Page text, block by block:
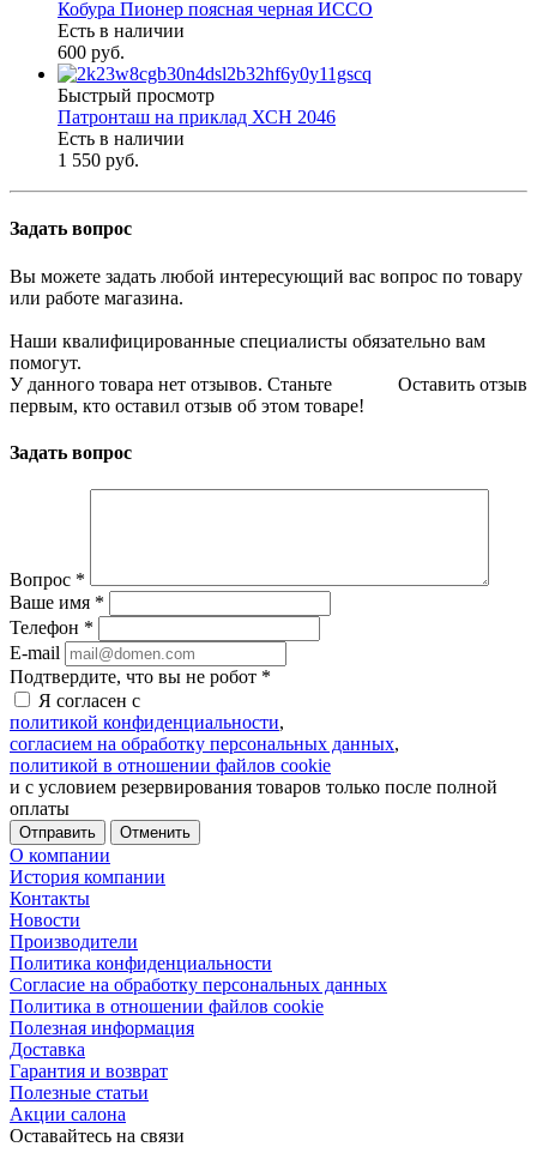
Кобура Пионер поясная черная ИССО
Есть в наличии
600 руб.
Быстрый просмотр
Патронташ на приклад ХСН 2046
Есть в наличии
1 550 руб.
Задать вопрос
Вы можете задать любой интересующий вас вопрос по товару
или работе магазина.
Наши квалифицированные специалисты обязательно вам
помогут.
Оставить отзыв
У данного товара нет отзывов. Станьте
первым, кто оставил отзыв об этом товаре!
Задать вопрос
Вопрос *
Ваше имя *
Телефон *
E-mail
Подтвердите, что вы не робот *
Я согласен с
политикой конфиденциальности,
согласием на обработку персональных данных,
политикой в отношении файлов cookie
и с условием резервирования товаров только после полной
оплаты
Отменить
О компании
История компании
Контакты
Новости
Производители
Политика конфиденциальности
Согласие на обработку персональных данных
Политика в отношении файлов cookie
Полезная информация
Доставка
Гарантия и возврат
Полезные статьи
Акции салона
Оставайтесь на связи